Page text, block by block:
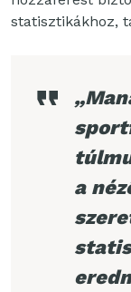
statisztikákhoz,
a